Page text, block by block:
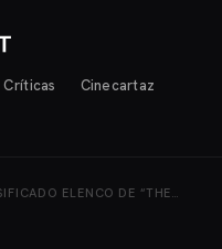
Críticas
Cinecartaz
ELENCO DE “THE…